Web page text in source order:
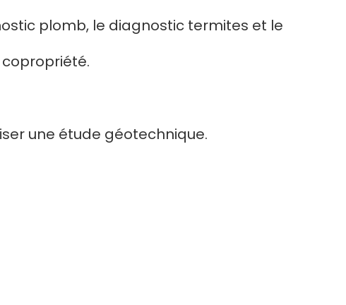
plomb, le diagnostic termites et le
une étude géotechnique.